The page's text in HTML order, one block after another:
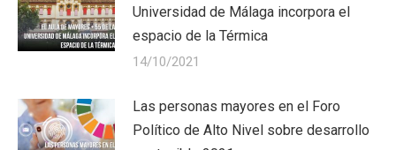
Universidad de Málaga incorpora el
espacio de la Térmica
14/10/2021
Las personas mayores en el Foro
Político de Alto Nivel sobre desarrollo